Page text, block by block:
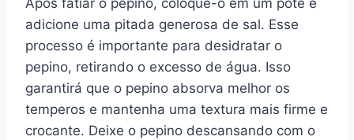
Após fatiar o pepino, coloque-o em um pote e
adicione uma pitada generosa de sal. Esse
processo é importante para desidratar o
pepino, retirando o excesso de água. Isso
garantirá que o pepino absorva melhor os
temperos e mantenha uma textura mais firme e
crocante. Deixe o pepino descansando com o